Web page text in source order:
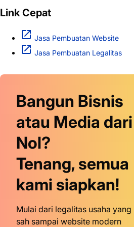
Link Cepat
Jasa Pembuatan Website
Jasa Pembuatan Legalitas
Bangun Bisnis
atau Media dari
Nol?
Tenang, semua
kami siapkan!
Mulai dari legalitas usaha yang
sah sampai website modern